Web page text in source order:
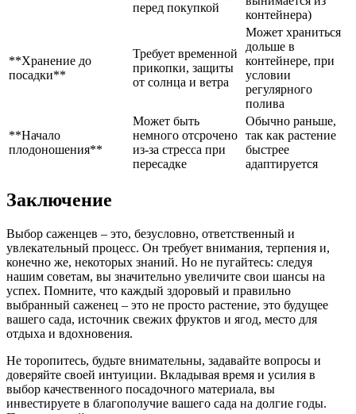
перед покупкой
контейнера)
**Хранение до
посадки**
Требует временной
прикопки, защиты
от солнца и ветра
Может храниться
дольше в
контейнере, при
условии
регулярного
полива
**Начало
плодоношения**
Может быть
немного отсрочено
из-за стресса при
пересадке
Обычно раньше,
так как растение
быстрее
адаптируется
Заключение
Выбор саженцев – это, безусловно, ответственный и
увлекательный процесс. Он требует внимания, терпения и,
конечно же, некоторых знаний. Но не пугайтесь: следуя
нашим советам, вы значительно увеличите свои шансы на
успех. Помните, что каждый здоровый и правильно
выбранный саженец – это не просто растение, это будущее
вашего сада, источник свежих фруктов и ягод, место для
отдыха и вдохновения.
Не торопитесь, будьте внимательны, задавайте вопросы и
доверяйте своей интуиции. Вкладывая время и усилия в
выбор качественного посадочного материала, вы
инвестируете в благополучие вашего сада на долгие годы.